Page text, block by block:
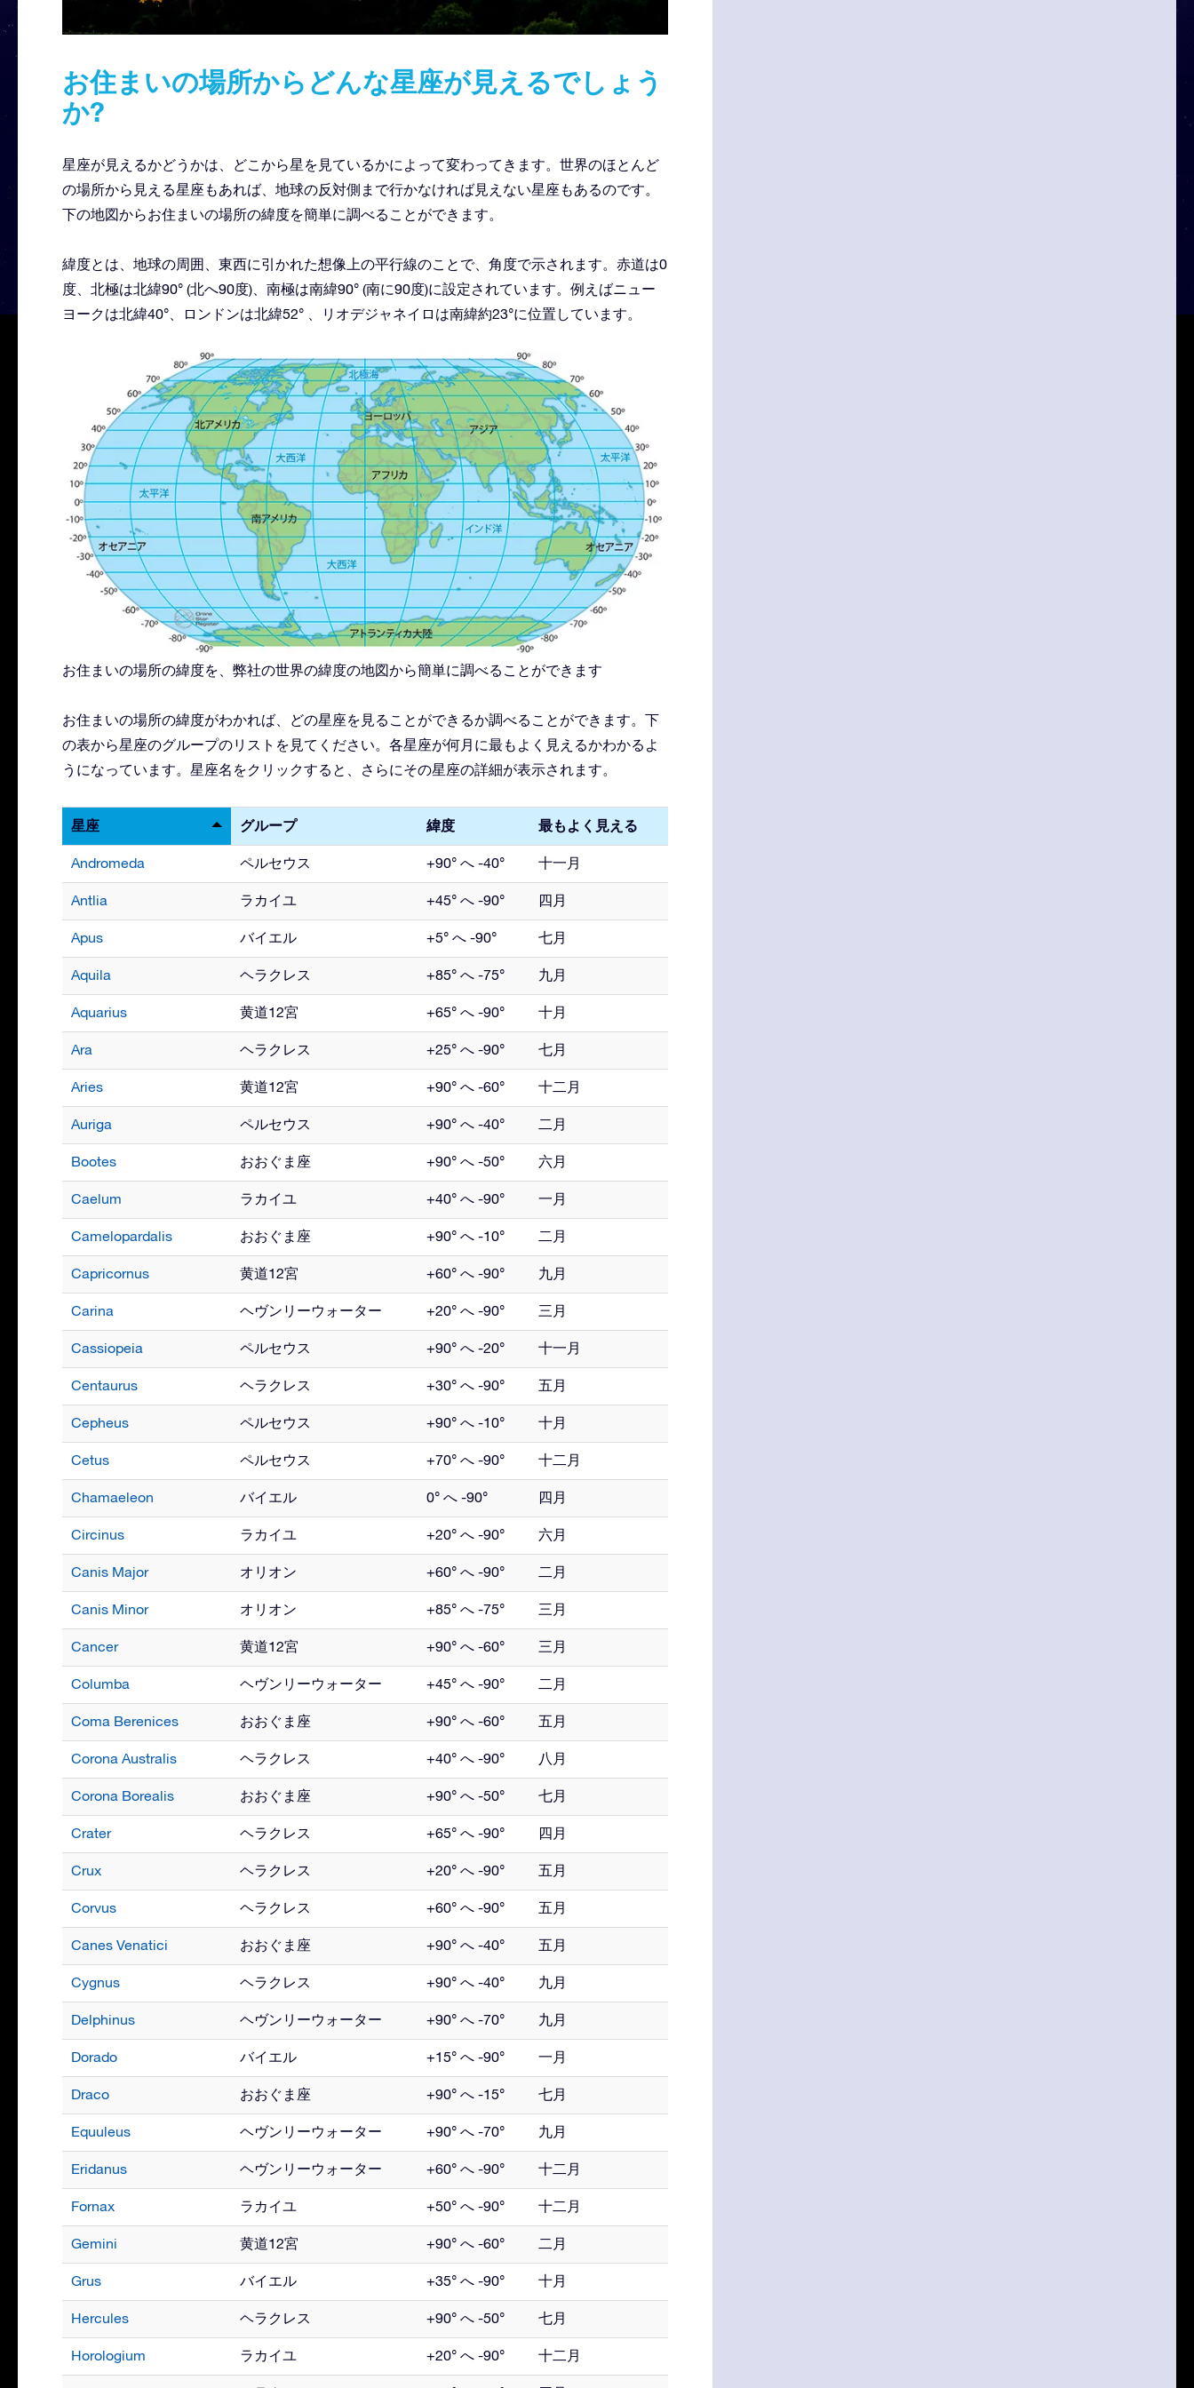
お住まいの場所からどんな星座が見えるでしょう
か?
星座が見えるかどうかは、どこから星を見ているかによって変わってきます。世界のほとんど
の場所から見える星座もあれば、地球の反対側まで行かなければ見えない星座もあるのです。
下の地図からお住まいの場所の緯度を簡単に調べることができます。
緯度とは、地球の周囲、東西に引かれた想像上の平行線のことで、角度で示されます。赤道は0
度、北極は北緯90° (北へ90度)、南極は南緯90° (南に90度)に設定されています。例えばニュー
ヨークは北緯40°、ロンドンは北緯52° 、リオデジャネイロは南緯約23°に位置しています。
お住まいの場所の緯度を、弊社の世界の緯度の地図から簡単に調べることができます
お住まいの場所の緯度がわかれば、どの星座を見ることができるか調べることができます。下
の表から星座のグループのリストを見てください。各星座が何月に最もよく見えるかわかるよ
うになっています。星座名をクリックすると、さらにその星座の詳細が表示されます。
星座 グループ 緯度 最もよく見える
Andromeda ペルセウス +90° へ -40° 十一月
Antlia ラカイユ +45° へ -90° 四月
Apus バイエル +5° へ -90° 七月
Aquila ヘラクレス +85° へ -75° 九月
Aquarius 黄道12宮 +65° へ -90° 十月
Ara ヘラクレス +25° へ -90° 七月
Aries 黄道12宮 +90° へ -60° 十二月
Auriga ペルセウス +90° へ -40° 二月
Bootes おおぐま座 +90° へ -50° 六月
Caelum ラカイユ +40° へ -90° 一月
Camelopardalis おおぐま座 +90° へ -10° 二月
Capricornus 黄道12宮 +60° へ -90° 九月
Carina ヘヴンリーウォーター +20° へ -90° 三月
Cassiopeia ペルセウス +90° へ -20° 十一月
Centaurus ヘラクレス +30° へ -90° 五月
Cepheus ペルセウス +90° へ -10° 十月
Cetus ペルセウス +70° へ -90° 十二月
Chamaeleon バイエル 0° へ -90° 四月
Circinus ラカイユ +20° へ -90° 六月
Canis Major オリオン +60° へ -90° 二月
Canis Minor オリオン +85° へ -75° 三月
Cancer 黄道12宮 +90° へ -60° 三月
Columba ヘヴンリーウォーター +45° へ -90° 二月
Coma Berenices おおぐま座 +90° へ -60° 五月
Corona Australis ヘラクレス +40° へ -90° 八月
Corona Borealis おおぐま座 +90° へ -50° 七月
Crater ヘラクレス +65° へ -90° 四月
Crux ヘラクレス +20° へ -90° 五月
Corvus ヘラクレス +60° へ -90° 五月
Canes Venatici おおぐま座 +90° へ -40° 五月
Cygnus ヘラクレス +90° へ -40° 九月
Delphinus ヘヴンリーウォーター +90° へ -70° 九月
Dorado バイエル +15° へ -90° 一月
Draco おおぐま座 +90° へ -15° 七月
Equuleus ヘヴンリーウォーター +90° へ -70° 九月
Eridanus ヘヴンリーウォーター +60° へ -90° 十二月
Fornax ラカイユ +50° へ -90° 十二月
Gemini 黄道12宮 +90° へ -60° 二月
Grus バイエル +35° へ -90° 十月
Hercules ヘラクレス +90° へ -50° 七月
Horologium ラカイユ +20° へ -90° 十二月